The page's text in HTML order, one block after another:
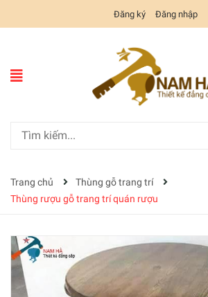
Đăng ký Đăng nhập
Trang chủ
Thùng gỗ trang trí
Thùng rượu gỗ trang trí quán rượu